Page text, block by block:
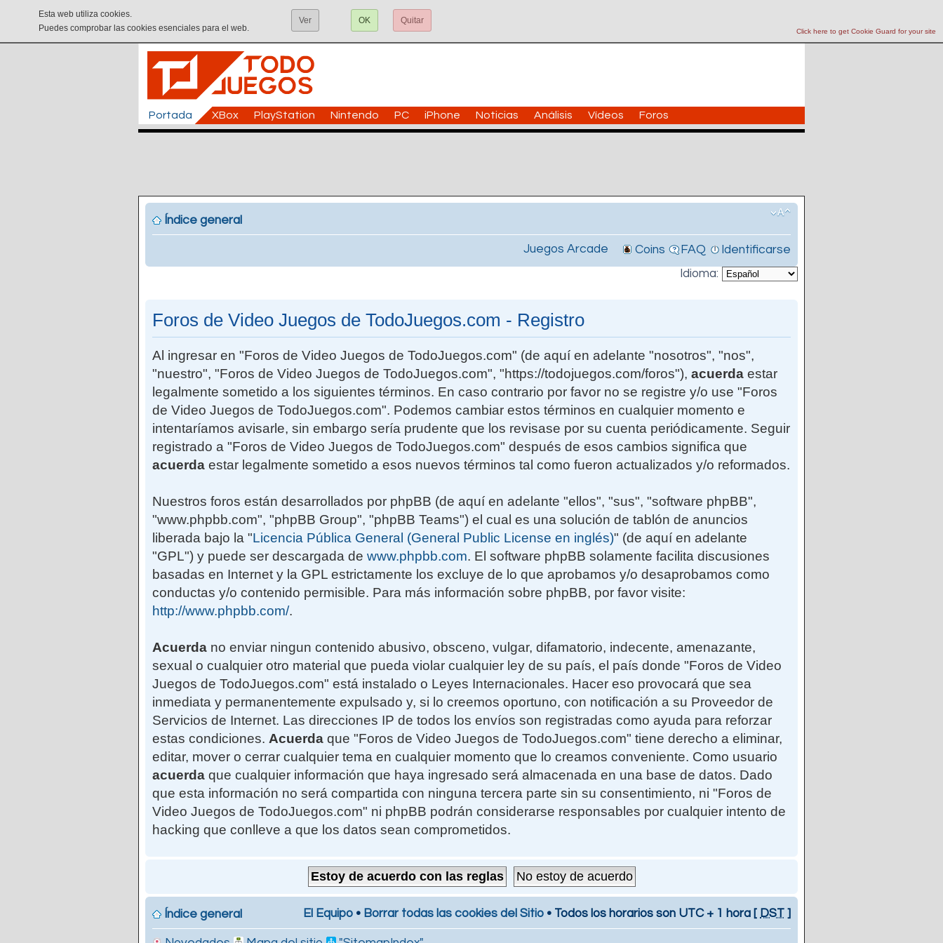
Click here to get Cookie Guard for your site
Esta web utiliza cookies.
Puedes comprobar las cookies esenciales para el web.
Ver OK Quitar
Portada XBox PlayStation Nintendo PC iPhone Noticias Análisis Vídeos Foros
Índice general
Juegos Arcade Coins FAQ
Identificarse
Idioma:
Foros de Video Juegos de TodoJuegos.com - Registro
Al ingresar en "Foros de Video Juegos de TodoJuegos.com" (de aquí en adelante "nosotros", "nos",
"nuestro", "Foros de Video Juegos de TodoJuegos.com", "https://todojuegos.com/foros"), acuerda estar
legalmente sometido a los siguientes términos. En caso contrario por favor no se registre y/o use "Foros
de Video Juegos de TodoJuegos.com". Podemos cambiar estos términos en cualquier momento e
intentaríamos avisarle, sin embargo sería prudente que los revisase por su cuenta periódicamente. Seguir
registrado a "Foros de Video Juegos de TodoJuegos.com" después de esos cambios significa que
acuerda estar legalmente sometido a esos nuevos términos tal como fueron actualizados y/o reformados.
Nuestros foros están desarrollados por phpBB (de aquí en adelante "ellos", "sus", "software phpBB",
"www.phpbb.com", "phpBB Group", "phpBB Teams") el cual es una solución de tablón de anuncios
liberada bajo la "Licencia Pública General (General Public License en inglés)" (de aquí en adelante
"GPL") y puede ser descargada de www.phpbb.com. El software phpBB solamente facilita discusiones
basadas en Internet y la GPL estrictamente los excluye de lo que aprobamos y/o desaprobamos como
conductas y/o contenido permisible. Para más información sobre phpBB, por favor visite:
http://www.phpbb.com/.
Acuerda no enviar ningun contenido abusivo, obsceno, vulgar, difamatorio, indecente, amenazante,
sexual o cualquier otro material que pueda violar cualquier ley de su país, el país donde "Foros de Video
Juegos de TodoJuegos.com" está instalado o Leyes Internacionales. Hacer eso provocará que sea
inmediata y permanentemente expulsado y, si lo creemos oportuno, con notificación a su Proveedor de
Servicios de Internet. Las direcciones IP de todos los envíos son registradas como ayuda para reforzar
estas condiciones. Acuerda que "Foros de Video Juegos de TodoJuegos.com" tiene derecho a eliminar,
editar, mover o cerrar cualquier tema en cualquier momento que lo creamos conveniente. Como usuario
acuerda que cualquier información que haya ingresado será almacenada en una base de datos. Dado
que esta información no será compartida con ninguna tercera parte sin su consentimiento, ni "Foros de
Video Juegos de TodoJuegos.com" ni phpBB podrán considerarse responsables por cualquier intento de
hacking que conlleve a que los datos sean comprometidos.
Índice general El Equipo • Borrar todas las cookies del Sitio • Todos los horarios son UTC + 1 hora [ DST ]